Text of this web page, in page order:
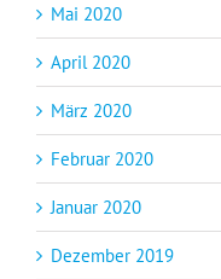
Mai 2020
April 2020
März 2020
Februar 2020
Januar 2020
Dezember 2019